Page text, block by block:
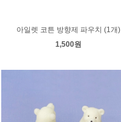
아일렛 코튼 방향제 파우치 (1개)
1,500원